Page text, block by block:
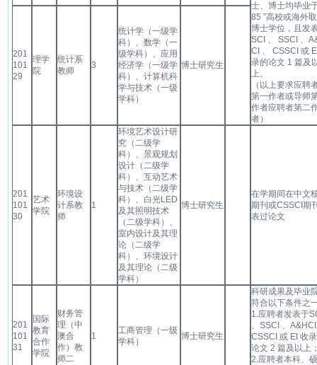
士、博士均毕业
85 ”高校或海外
博士学位，且发
SCI 、 SSCI 、
CI 、 CSSCI 或
录的论文 1 篇及
上。
（以上要求应聘
第一作者或导师
作者应聘者第二
者）
201
101
29
理学
院
统计系
教师
3
统计学（一级学
科）、数学（一
级学科）、应用
经济学（一级学
科）、计算机科
学与技术（一级
学科）
博士研究生
201
101
30
艺术
学院
环境设
计系教
师
1
环境艺术设计研
究（二级学
科）、景观规划
设计（二级学
科）、互动艺术
与技术（二级学
科）、白光LED
及其照明技术
（二级学科）、
室内设计及其理
论（二级学
科）、环境设计
及其理论（二级
学科）
博士研究生
在学期间在中文
期刊或CSSCI期
表过论文
201
101
31
国际
教育
合作
学院
财务管
理（中
澳合
作）教
师二
1
工商管理（一级
学科）
博士研究生
科研成果及毕业
符合以下条件之
1.应聘者发表于
、SSCI 、
CSSCI 或 EI 收
论文 2 篇及以上
2.应聘者本科、硕